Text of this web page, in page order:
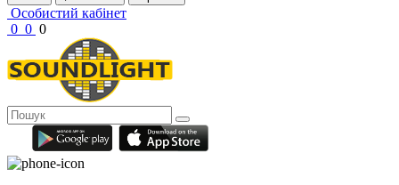
Особистий кабінет
0 0 0